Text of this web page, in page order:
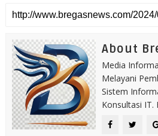
About
Media
Melayani
Sistem
Konsultasi IT.